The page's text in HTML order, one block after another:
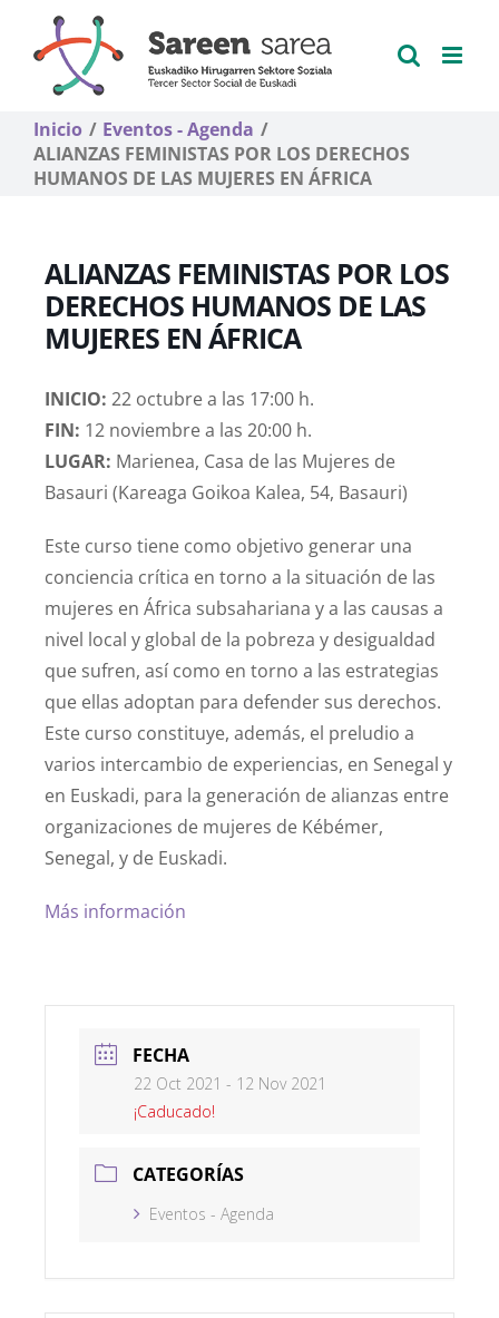
contenido
Inicio
Eventos - Agenda
ALIANZAS FEMINISTAS POR LOS DERECHOS
HUMANOS DE LAS MUJERES EN ÁFRICA
ALIANZAS FEMINISTAS POR LOS
DERECHOS HUMANOS DE LAS
MUJERES EN ÁFRICA
INICIO: 22 octubre a las 17:00 h.
FIN: 12 noviembre a las 20:00 h.
LUGAR: Marienea, Casa de las Mujeres de
Basauri (Kareaga Goikoa Kalea, 54, Basauri)
Este curso tiene como objetivo generar una
conciencia crítica en torno a la situación de las
mujeres en África subsahariana y a las causas a
nivel local y global de la pobreza y desigualdad
que sufren, así como en torno a las estrategias
que ellas adoptan para defender sus derechos.
Este curso constituye, además, el preludio a
varios intercambio de experiencias, en Senegal y
en Euskadi, para la generación de alianzas entre
organizaciones de mujeres de Kébémer,
Senegal, y de Euskadi.
Más información
FECHA
22 Oct 2021 - 12 Nov 2021
¡Caducado!
CATEGORÍAS
Eventos - Agenda